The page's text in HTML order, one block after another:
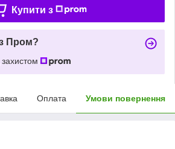
Купити з
Пром?
Оплата Умови повернення